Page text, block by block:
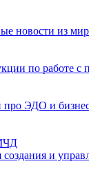
новости из
по работе
про ЭДО и
и